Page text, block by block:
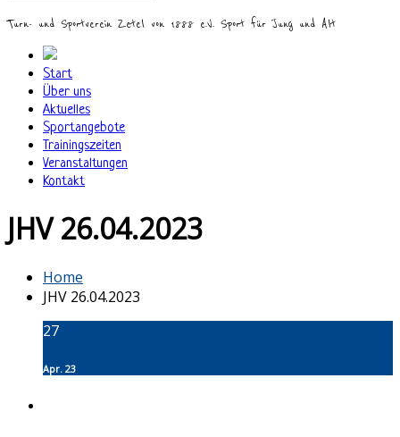
Turn- und Sportverein Zetel von 1888 e.V. Sport für Jung und Alt
Start
Über uns
Aktuelles
Sportangebote
Trainingszeiten
Veranstaltungen
Kontakt
JHV 26.04.2023
Home
JHV 26.04.2023
27
Apr. 23